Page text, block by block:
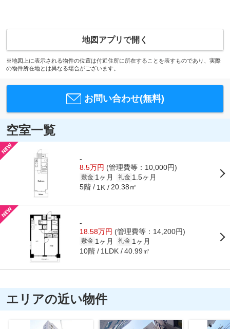
地図アプリで開く
※地図上に表示される物件の位置は付近住所に所在することを表すものであり、実際
の物件所在地とは異なる場合がございます。
お問い合わせ(無料)
空室一覧
-
8.5万円 (管理費等：10,000円)
敷金 1ヶ月 礼金 1.5ヶ月
5階 1K 20.38㎡
-
18.58万円 (管理費等：14,200円)
敷金 1ヶ月 礼金 1ヶ月
10階 1LDK 40.99㎡
エリアの近い物件